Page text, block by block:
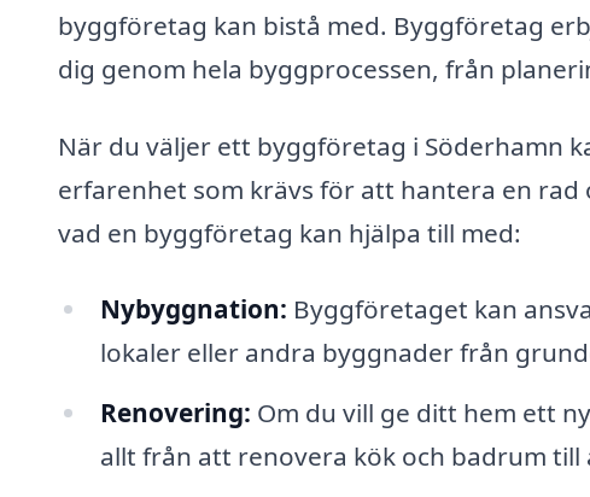
byggföretag kan bistå med. Byggföretag
dig genom hela byggprocessen, från
När du väljer ett byggföretag i Söderhamn
erfarenhet som krävs för att hantera en
vad en byggföretag kan hjälpa till med:
Nybyggnation: Byggföretaget kan
lokaler eller andra byggnader från
Renovering: Om du vill ge ditt hem ett
allt från att renovera kök och badrum till